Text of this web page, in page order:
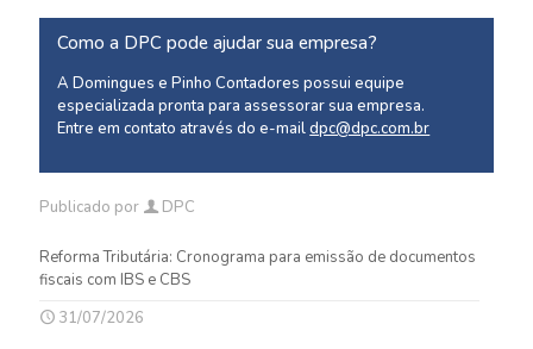
Como a DPC pode ajudar sua empresa?
A Domingues e Pinho Contadores possui equipe
especializada pronta para assessorar sua empresa.
Entre em contato através do e-maildpc@dpc.com.br
Publicado por DPC
Reforma Tributária: Cronograma para emissão de documentos
fiscais com IBS e CBS
31/07/2026